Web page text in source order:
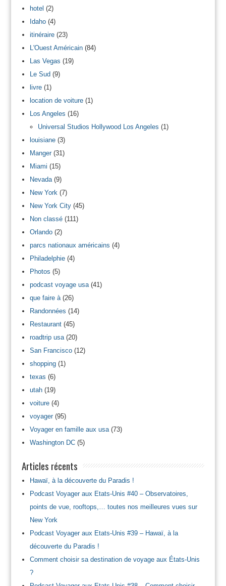
hotel (2)
Idaho(4)
itinéraire(23)
L'Ouest Américain(84)
Las Vegas (19)
Le Sud (9)
livre(1)
location de voiture(1)
Los Angeles (16)
Universal Studios Hollywood Los Angeles (1)
louisiane(3)
Manger(31)
Miami (15)
Nevada(9)
New York(7)
New York City(45)
Non classé(111)
Orlando(2)
parcs nationaux américains (4)
Philadelphie(4)
Photos (5)
podcast voyage usa(41)
que faire à(26)
Randonnées (14)
Restaurant(45)
roadtrip usa(20)
San Francisco(12)
shopping(1)
texas (6)
utah(19)
voiture(4)
voyager(95)
Voyager en famille aux usa(73)
Washington DC(5)
Articles récents
Hawaï, à la découverte du Paradis !
Podcast Voyager aux Etats-Unis #40 – Observatoires,
points de vue, rooftops,… toutes nos meilleures vues sur
New York
Podcast Voyager aux Etats-Unis #39 – Hawaï, à la
découverte du Paradis !
Comment choisir sa destination de voyage aux États-Unis
?